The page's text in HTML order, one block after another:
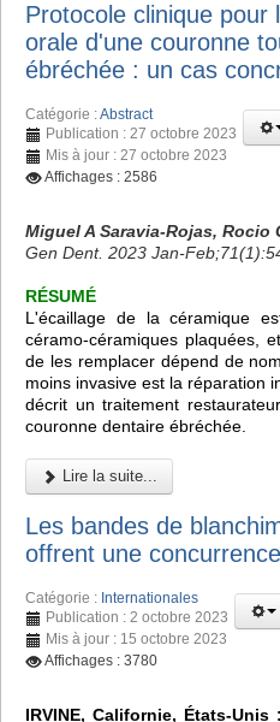
Protocole clinique pour
orale d'une couronne
ébréchée : un cas
Catégorie :Abstract
Publication : 27 octobre 2023
Mis à jour : 27 octobre 2023
Affichages : 2586
Miguel A Saravia-Rojas, Rocio
Gen Dent. 2023 Jan-
RÉSUMÉ
L'écaillage de la céramique
céramo-céramiques plaquées,
de les remplacer dépend de
moins invasive est la réparation
décrit un traitement
couronne dentaire ébréchée.
Lire la suite...
Les bandes de
offrent une
Catégorie : Internationales
Publication : 2 octobre 2023
Mis à jour : 15 octobre 2023
Affichages : 3780
IRVINE, Californie, États-Unis :